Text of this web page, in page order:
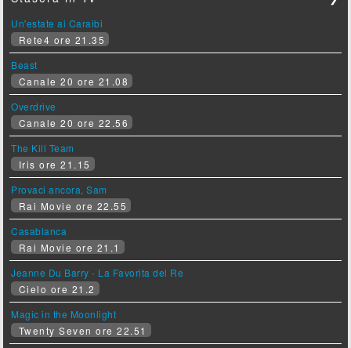
Un'estate ai Caraibi
Rete4 ore 21.35
Beast
Canale 20 ore 21.08
Overdrive
Canale 20 ore 22.56
The Kill Team
Iris ore 21.15
Provaci ancora, Sam
Rai Movie ore 22.55
Casablanca
Rai Movie ore 21.1
Jeanne Du Barry - La Favorita del Re
Cielo ore 21.2
Magic in the Moonlight
Twenty Seven ore 22.51